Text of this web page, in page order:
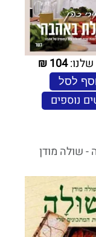
104
₪
לסל
נוספים
- שולה מודן